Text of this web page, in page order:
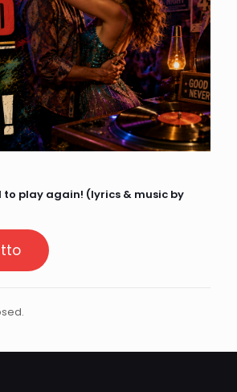
to play again! (lyrics & music by